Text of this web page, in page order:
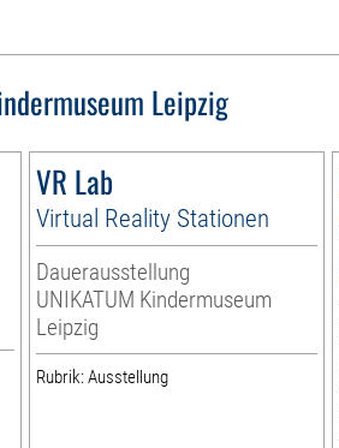
Leipzig
VR Lab
Virtual Reality Stationen
Dauerausstellung
UNIKATUM Kindermuseum
Leipzig
Rubrik: Ausstellung